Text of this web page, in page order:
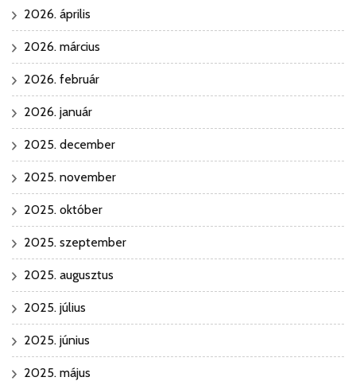
2026. április
2026. március
2026. február
2026. január
2025. december
2025. november
2025. október
2025. szeptember
2025. augusztus
2025. július
2025. június
2025. május